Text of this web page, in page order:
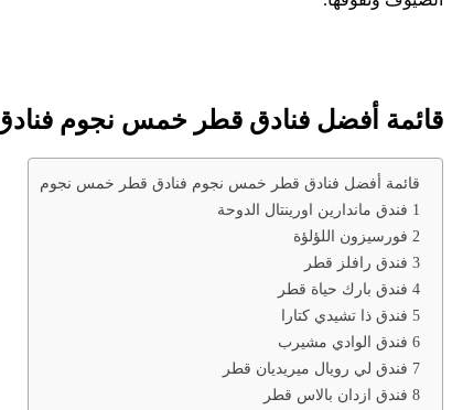
قائمة أفضل فنادق قطر خمس نجوم
قائمة أفضل فنادق قطر خمس نجوم فنادق قطر خمس نجوم
1 فندق ماندارين اورينتال الدوحة
2 فورسيزون اللؤلؤة
3 فندق رافلز قطر
4 فندق بارك حياة قطر
5 فندق ذا تشيدي كتارا
6 فندق الوادي مشيرب
7 فندق لي رويال ميريديان قطر
8 فندق ازدان بالاس قطر